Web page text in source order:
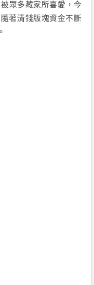
眾多藏家所喜愛，今
著清錢版塊資金不斷